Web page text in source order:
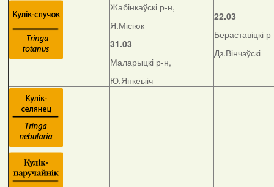
Жабінкаўскі р-н,
Я.Місіюк
31.03
Маларыцкі р-н,
Ю.Янкеыіч
22.03
Бераставіцкі
Дз.Вінчэўскі